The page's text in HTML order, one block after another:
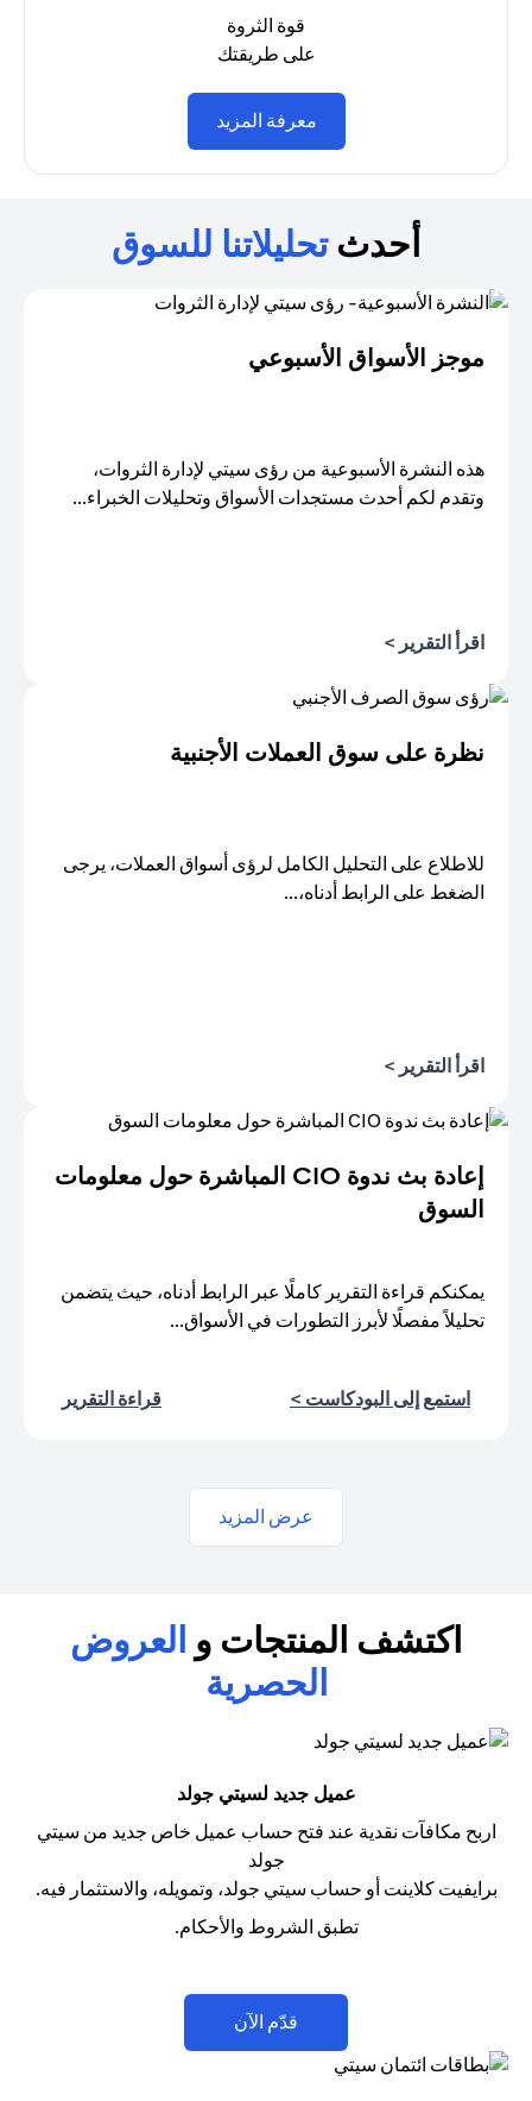
قوة الثروة
على طريقتك
معرفة المزيد
أحدثتحليلاتنا للسوق
موجز الأسواق الأسبوعي
هذه النشرة الأسبوعية من رؤى سيتي لإدارة الثروات،
وتقدم لكم أحدث مستجدات الأسواق وتحليلات الخبراء...
اقرأ التقرير >
نظرة على سوق العملات الأجنبية
للاطلاع على التحليل الكامل لرؤى أسواق العملات، يرجى
الضغط على الرابط أدناه،...
اقرأ التقرير >
إعادة بث ندوة CIO المباشرة حول معلومات
السوق
يمكنكم قراءة التقرير كاملًا عبر الرابط أدناه، حيث يتضمن
تحليلاً مفصلًا لأبرز التطورات في الأسواق...
استمع إلى البودكاست > قراءة التقرير
عرض المزيد
اكتشف المنتجات و العروض
الحصرية
عميل جديد لسيتي جولد
اربح مكافآت نقدية عند فتح حساب عميل خاص جديد من سيتي
جولد
برايفيت كلاينت أو حساب سيتي جولد، وتمويله، والاستثمار فيه.
تطبق الشروط والأحكام.
قدّم الآن